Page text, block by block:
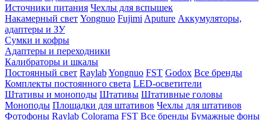
Источники питания Чехлы для вспышек
Накамерный свет Yongnuo Fujimi Aputure Аккумуляторы,
адаптеры и ЗУ
Сумки и кофры
Адаптеры и переходники
Калибраторы и шкалы
Постоянный свет RaylabYongnuo FST Godox Все бренды
Комплекты постоянного света LED-осветители
Штативы и моноподы Штативы Штативные головы
Моноподы Площадки для штативов Чехлы для штативов
Фотофоны Raylab Colorama FST Все бренды Бумажные фоны